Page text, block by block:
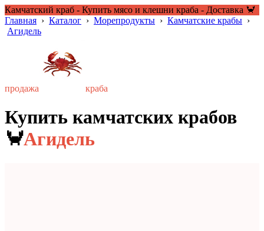
Камчатский краб - Купить мясо и клешни краба - Доставка 🦀
Главная › Каталог › Морепродукты › Камчатские крабы ›
Агидель
продажа краба
Купить камчатских крабов
🦀Агидель